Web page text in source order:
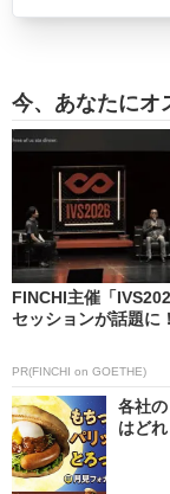
今、あなたにオ
FINCHI主催「
セッションが話題に！
PR(FINCHI on GOETHE)
各社
はど